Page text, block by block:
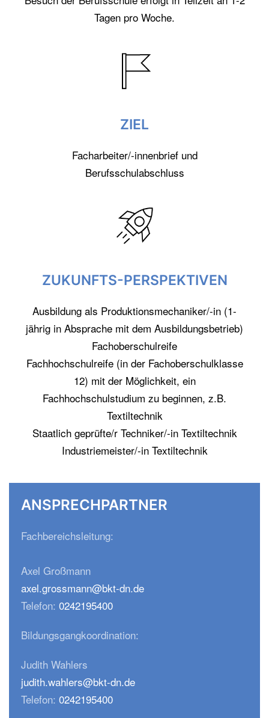
Tagen pro Woche.
ZIEL
Facharbeiter/-innenbrief und
Berufsschulabschluss
ZUKUNFTS-PERSPEKTIVEN
Ausbildung als Produktionsmechaniker/-in (1-
jährig in Absprache mit dem Ausbildungsbetrieb)
Fachoberschulreife
Fachhochschulreife (in der Fachoberschulklasse
12) mit der Möglichkeit, ein
Fachhochschulstudium zu beginnen, z.B.
Textiltechnik
Staatlich geprüfte/r Techniker/-in Textiltechnik
Industriemeister/-in Textiltechnik
ANSPRECHPARTNER
Fachbereichsleitung:
Axel Großmann
axel.grossmann@bkt-dn.de
Telefon: 0242195400
Bildungsgangkoordination:
Judith Wahlers
judith.wahlers@bkt-dn.de
Telefon: 0242195400